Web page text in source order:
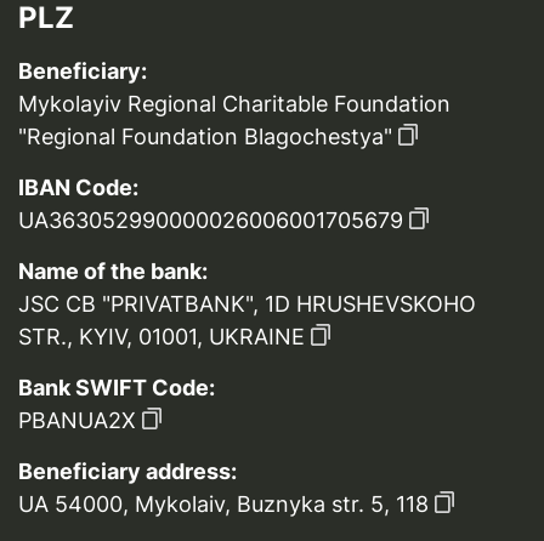
PLZ
Beneficiary:
Mykolayiv Regional Charitable Foundation
"Regional Foundation Blagochestya"
IBAN Code:
UA363052990000026006001705679
Name of the bank:
JSC CB "PRIVATBANK", 1D HRUSHEVSKOHO
STR., KYIV, 01001, UKRAINE
Bank SWIFT Code:
PBANUA2X
Beneficiary address:
UA 54000, Mykolaiv, Buznyka str. 5, 118